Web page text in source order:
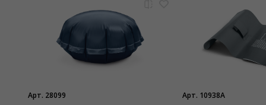
Арт. 28099 Арт. 10938A